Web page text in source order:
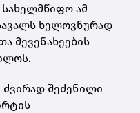
სახელმწიფო ამ
ხელოვნურად
მევენახეების
ძვირად შეძენილი